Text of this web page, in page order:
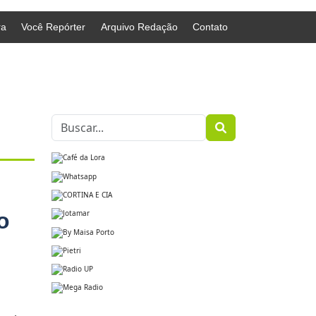
Você Repórter Arquivo Redação Contato